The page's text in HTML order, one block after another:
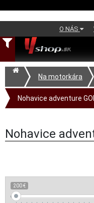
O NÁS
Na motorkára
Nohavice adventure
Nohavice
200 €